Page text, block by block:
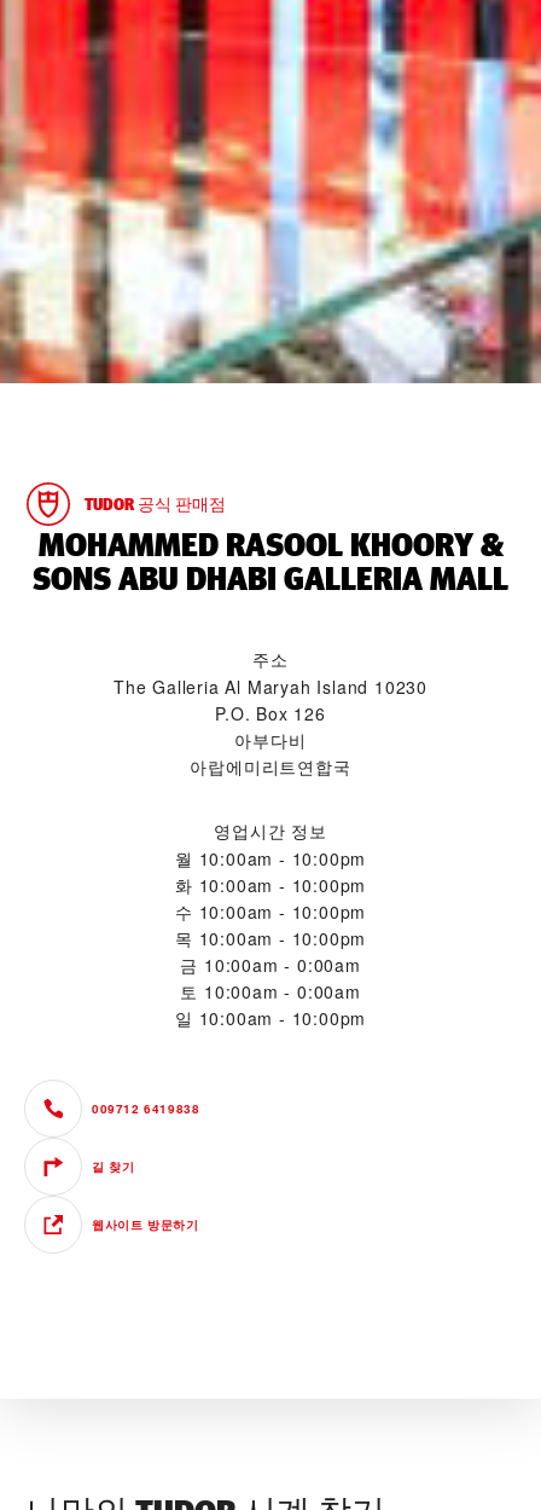
TUDOR 공식 판매점
‭MOHAMMED RASOOL KHOORY &
SONS ABU DHABI GALLERIA MALL‬
주소
The Galleria Al Maryah Island 10230
P.O. Box 126
아부다비
아랍에미리트연합국
영업시간 정보
월 10:00am - 10:00pm
화 10:00am - 10:00pm
수 10:00am - 10:00pm
목 10:00am - 10:00pm
금 10:00am - 0:00am
토 10:00am - 0:00am
일 10:00am - 10:00pm
009712 6419838
길 찾기
웹사이트 방문하기